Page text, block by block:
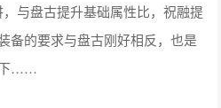
与盘古提升基础属性比，祝融提
备的要求与盘古刚好相反，也是
下……